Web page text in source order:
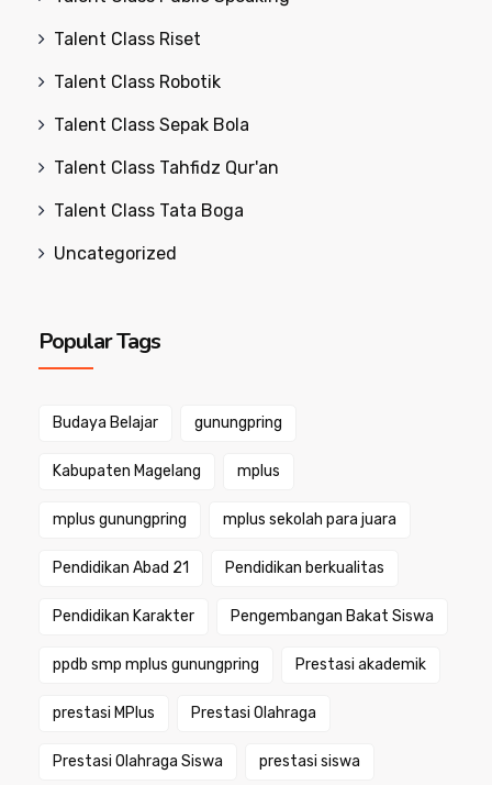
Talent Class Riset
Talent Class Robotik
Talent Class Sepak Bola
Talent Class Tahfidz Qur'an
Talent Class Tata Boga
Uncategorized
Popular Tags
Budaya Belajar gunungpring
Kabupaten Magelang mplus
mplus gunungpring mplus sekolah para juara
Pendidikan Abad 21 Pendidikan berkualitas
Pendidikan Karakter Pengembangan Bakat Siswa
ppdb smp mplus gunungpring Prestasi akademik
prestasi MPlus Prestasi Olahraga
Prestasi Olahraga Siswa prestasi siswa